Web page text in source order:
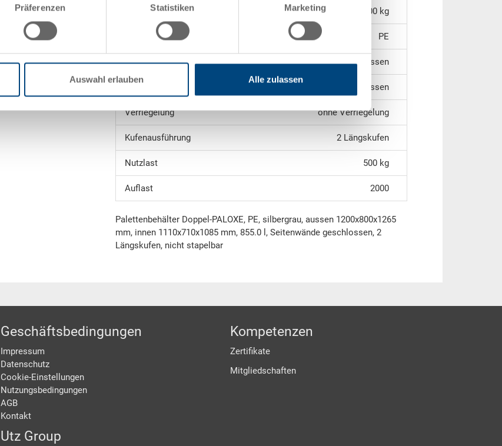
Präferenzen Statistiken Marketing
Auswahl erlauben Alle zulassen
Gewicht 40,00 kg
Material PE
Seitenwände geschlossen
geschlossen
Verriegelung ohne Verriegelung
Kufenausführung 2 Längskufen
Nutzlast 500 kg
Auflast 2000
Palettenbehälter Doppel-PALOXE, PE, silbergrau, aussen 1200x800x1265
mm, innen 1110x710x1085 mm, 855.0 l, Seitenwände geschlossen, 2
Längskufen, nicht stapelbar
Geschäftsbedingungen
Impressum
Datenschutz
Cookie-Einstellungen
Nutzungsbedingungen
AGB
Kontakt
Utz Group
Kompetenzen
Zertifikate
Mitgliedschaften